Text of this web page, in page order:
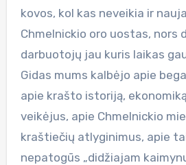
kovos, kol kas neveikia ir
Chmelnickio oro uostas, nors
darbuotojų jau kuris laikas
Gidas mums kalbėjo apie
apie krašto istoriją,
veikėjus, apie Chmelnickio
kraštiečių atlyginimus, apie
nepatogūs „didžiajam